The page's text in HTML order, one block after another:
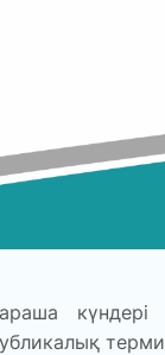
күндері